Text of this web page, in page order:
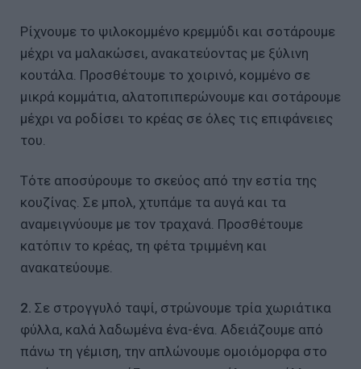
Ρίχνουμε το ψιλοκομμένο κρεμμύδι και σοτάρουμε
μέχρι να μαλακώσει, ανακατεύοντας με ξύλινη
κουτάλα. Προσθέτουμε το χοιρινό, κομμένο σε
μικρά κομμάτια, αλατοπιπερώνουμε και σοτάρουμε
μέχρι να ροδίσει το κρέας σε όλες τις επιφάνειες
του.
Τότε αποσύρουμε το σκεύος από την εστία της
κουζίνας. Σε μπολ, χτυπάμε τα αυγά και τα
αναμειγνύουμε με τον τραχανά. Προσθέτουμε
κατόπιν το κρέας, τη φέτα τριμμένη και
ανακατεύουμε.
2. Σε στρογγυλό ταψί, στρώνουμε τρία χωριάτικα
φύλλα, καλά λαδωμένα ένα-ένα. Αδειάζουμε από
πάνω τη γέμιση, την απλώνουμε ομοιόμορφα στο